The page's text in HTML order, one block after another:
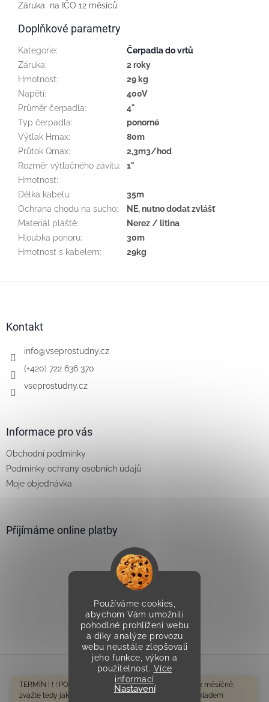
Používáme cookies,
abychom Vám umožnili
pohodlné prohlížení webu
a díky analýze provozu
webu neustále zlepšovali
jeho funkce, výkon a
použitelnost. Více
informací
Nastavení
TERMÍN ! ! ! POZOR V tomto období odesíláme cca 1-2x měsíčně,
zvažte tedy jak na dodání spěcháte. Zboží které není skladem
Záruka na IČO 12 měsíců.
Doplňkové parametry
Kategorie:
Čerpadla do vrtů
Záruka:
2 roky
Hmotnost:
29 kg
Napětí:
400V
Průměr čerpadla:
4"
Typ čerpadla:
ponorné
Výtlak Hmax:
80m
Průtok Qmax:
2,3m3/hod
Rozměr výtlačného závitu:
1"
Hmotnost:
Délka kabelu:
35m
Ochrana chodu na sucho:
NE, nutno dodat zvlášť
Materiál pláště:
Nerez / litina
Hloubka ponoru:
30m
Hmotnost s kabelem: 29kg
Kontakt
info@vseprostudny.cz
(+420) 722 636 370
vseprostudny.cz
Informace pro vás
Obchodní podmínky
Podmínky ochrany osobních údajů
Moje objednávka
Přijímáme online platby
Vytvořilo Studio Avocado
Vytvořil Shoptet